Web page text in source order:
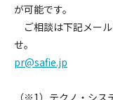
が可能です。
ご相談は下記メー
せ。
pr@safie.jp